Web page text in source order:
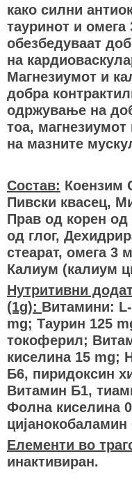
како силни
тауринот и
обезбедуваат
на
Магнезиумот и
добра
одржување на
тоа,
на мазните
Состав: Коензим
Пивски квасец,
Прав од корен
од глог,
стеарат, омега 3
Калиум (калиум
Нутритивни
(1g): Витамини: L-
mg; Таурин 125
токоферил;
киселина 15 mg;
Б6, пиридоксин
Витамин Б1,
Фолна киселина
цијанокобаламин
Елементи во
инактивиран.